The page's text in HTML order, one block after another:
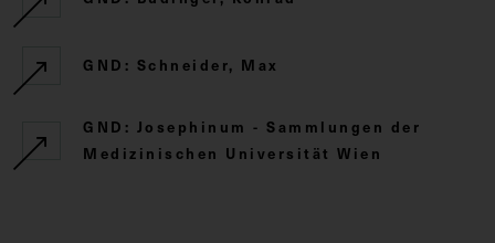
GND: Schneider, Max
GND: Josephinum - Sammlungen der
Medizinischen Universität Wien